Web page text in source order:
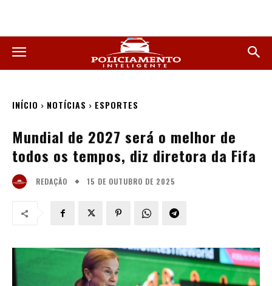
INÍCIO NOTÍCIAS ESPORTES
Mundial de 2027 será o melhor de
todos os tempos, diz diretora da Fifa
REDAÇÃO 15 DE OUTUBRO DE 2025